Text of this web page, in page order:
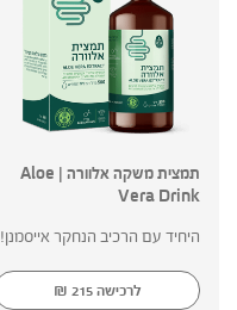
תמצית משקה אלוורה | Aloe
Vera Drink
היחיד עם הרכיב הנחקר אייסמנן!
לרכישה ₪ 215